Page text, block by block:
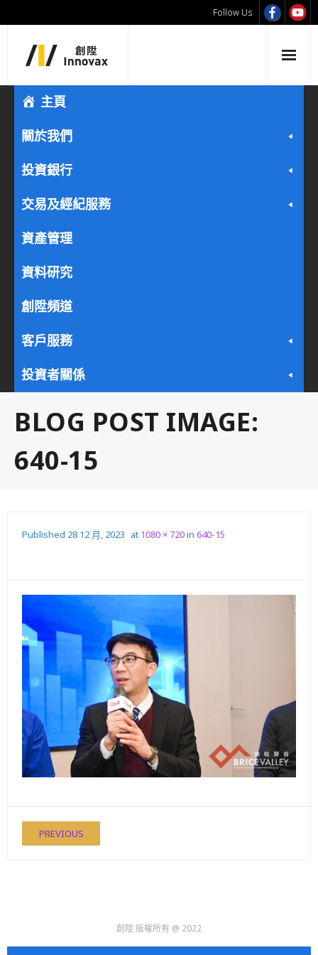
Follow Us
主頁
關於我們
投資銀行
交易及經紀服務
資產管理
資料研究
創陞頻道
客戶服務
投資者關係
BLOG POST IMAGE:
640-15
Published 28 12 月, 2023 at 1080 × 720in 640-15
PREVIOUS
創陞 版權所有 @ 2022